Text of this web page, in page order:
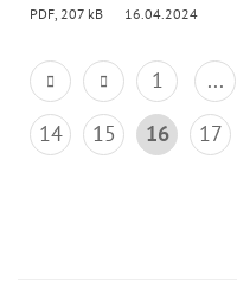
PDF, 207 kB 16.04.2024
1 ...
14
15 16 17